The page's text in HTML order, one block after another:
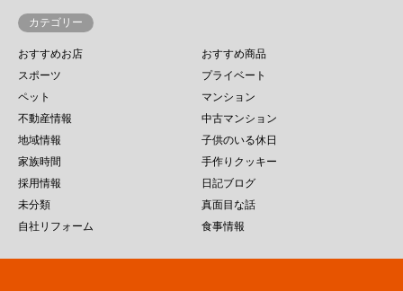
カテゴリー
おすすめお店
おすすめ商品
スポーツ
プライベート
ペット
マンション
不動産情報
中古マンション
地域情報
子供のいる休日
家族時間
手作りクッキー
採用情報
日記ブログ
未分類
真面目な話
自社リフォーム
食事情報